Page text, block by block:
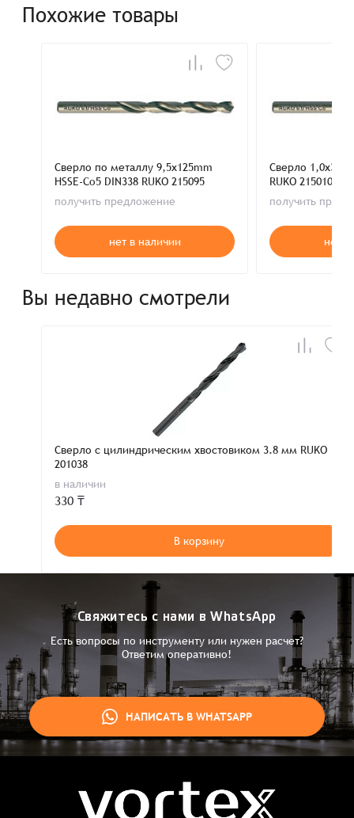
Заказ успешно оформлен
Похожие товары
Сверло по металлу 9,5x125mm
HSSE-Co5 DIN338 RUKO 215095
получить предложение
нет в наличии
Сверло
RUKO 215010
получить
нет в
Вы недавно смотрели
Сверло с цилиндрическим хвостовиком 3.8 мм RUKO
201038
в наличии
330 ₸
В корзину
Свяжитесь с нами в WhatsApp
Есть вопросы по инструменту или нужен расчет?
Ответим оперативно!
НАПИСАТЬ В WHATSAPP